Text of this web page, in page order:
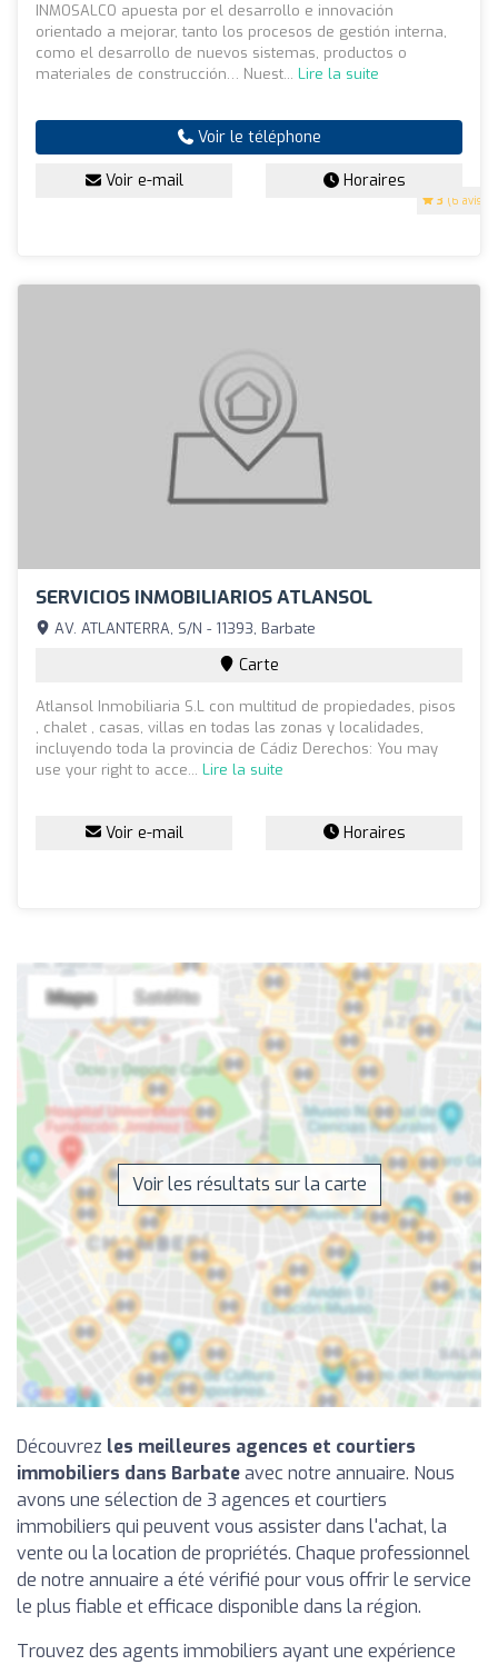
3 (6 avis)
INMOSALCO apuesta por el desarrollo e innovación
orientado a mejorar, tanto los procesos de gestión interna,
como el desarrollo de nuevos sistemas, productos o
materiales de construcción… Nuest... Lire la suite
Voir le téléphone
Voir e-mail Horaires
SERVICIOS INMOBILIARIOS ATLANSOL
AV. ATLANTERRA, S/N - 11393, Barbate
Carte
Atlansol Inmobiliaria S.L con multitud de propiedades, pisos
, chalet , casas, villas en todas las zonas y localidades,
incluyendo toda la provincia de Cádiz Derechos: You may
use your right to acce... Lire la suite
Voir e-mail Horaires
Voir les résultats sur la carte
Découvrez les meilleures agences et courtiers
immobiliers dans Barbateavec notre annuaire. Nous
avons une sélection de 3 agences et courtiers
immobiliers qui peuvent vous assister dans l'achat, la
vente ou la location de propriétés. Chaque professionnel
de notre annuaire a été vérifié pour vous offrir le service
le plus fiable et efficace disponible dans la région.
Trouvez des agents immobiliers ayant une expérience